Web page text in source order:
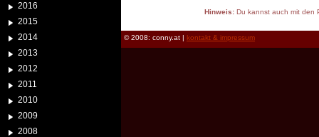
2016
2015
2014
2013
2012
2011
2010
2009
2008
Hinweis:Du kannst auch mit den
© 2008: conny.at | kontakt & impressum